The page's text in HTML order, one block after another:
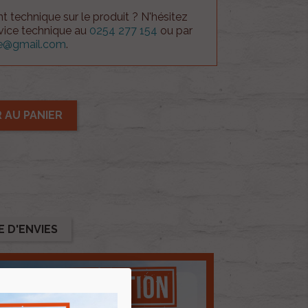
technique sur le produit ? N'hésitez
technique au 0254 277 154 ou par
.
AU PANIER
D'ENVIES